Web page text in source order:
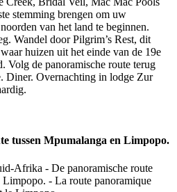
stemming brengen om uw
van het land te beginnen.
Wandel door Pilgrim’s Rest, dit
huizen uit het einde van de 19e
Volg de panoramische route terug
Diner. Overnachting in lodge Zur
tussen Mpumalanga en Limpopo.